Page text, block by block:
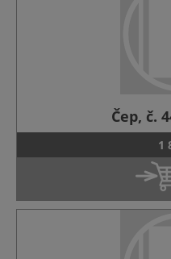
Čep, č.
1